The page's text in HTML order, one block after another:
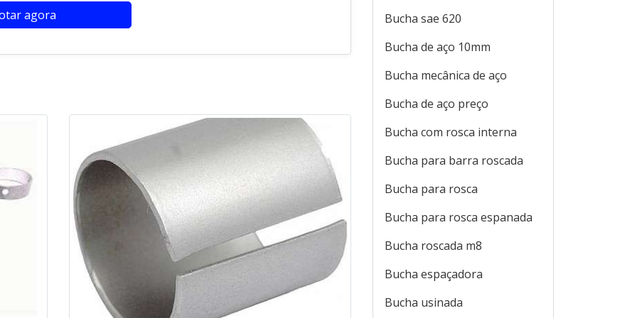
agora
Bucha sae 620
Bucha de aço 10mm
Bucha mecânica de aço
Bucha de aço preço
Bucha com rosca interna
Bucha para barra roscada
Bucha para rosca
Bucha para rosca espanada
Bucha roscada m8
Bucha espaçadora
Bucha usinada